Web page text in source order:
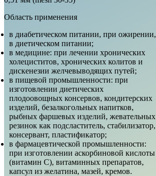
Область применения
в диабетическом питании, при ожирении,
в диетическом питании;
в медицине: при лечении хронических
холециститов, хронических колитов и
дискенезии желчевыводящих путей;
в пищевой промышленности: при
изготовлении диетических
плодоовощных консервов, кондитерских
изделий, безалкогольных напитков,
рыбных фаршевых изделий, жевательных
резинок как подсластитель, стабилизатор,
консервант, пластификатор;
в фармацевтической промышленности:
при изготовлении аскорбиновой кислоты
(витамин С), витаминных препаратов,
капсул из желатина, мазей, кремов.